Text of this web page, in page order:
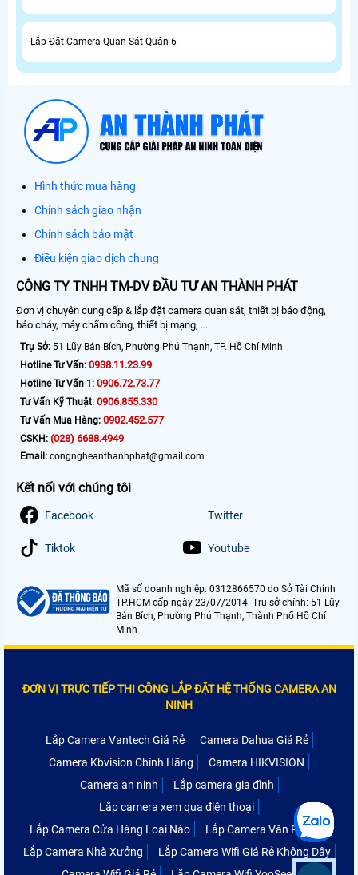
Lắp Đặt Camera Quan Sát Quận 6
Hình thức mua hàng
Chính sách giao nhận
Chính sách bảo mật
Điều kiện giao dịch chung
CÔNG TY TNHH TM-DV ĐẦU TƯ AN THÀNH PHÁT
Đơn vị chuyên cung cấp & lắp đặt camera quan sát, thiết bị báo động,
báo cháy, máy chấm công, thiết bị mạng, ...
Trụ Sở: 51 Lũy Bán Bích, Phường Phú Thạnh, TP. Hồ Chí Minh
Hotline Tư Vấn: 0938.11.23.99
Hotline Tư Vấn 1: 0906.72.73.77
Tư Vấn Kỹ Thuật: 0906.855.330
Tư Vấn Mua Hàng: 0902.452.577
CSKH: (028) 6688.4949
Email: congngheanthanhphat@gmail.com
Kết nối với chúng tôi
Facebook Twitter
Tiktok Youtube
Mã số doanh nghiệp: 0312866570 do Sở Tài Chính
TP.HCM cấp ngày 23/07/2014. Trụ sở chính: 51 Lũy
Bán Bích, Phường Phú Thạnh, Thành Phố Hồ Chí
Minh
ĐƠN VỊ TRỰC TIẾP THI CÔNG LẮP ĐẶT HỆ THỐNG CAMERA AN
NINH
Lắp Camera Vantech Giá Rẻ
Camera Dahua Giá Rẻ
Camera Kbvision Chính Hãng
Camera HIKVISION
Camera an ninh
Lắp camera gia đình
Lắp camera xem qua điện thoại
Lắp Camera Cửa Hàng Loại Nào
Lắp Camera Văn Phòng
Lắp Camera Nhà Xưởng
Lắp Camera Wifi Giá Rẻ Không Dây